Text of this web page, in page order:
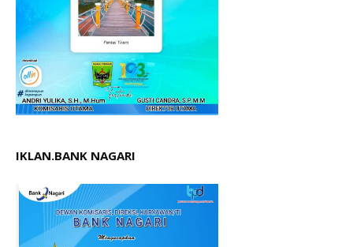
IKLAN.BANK NAGARI